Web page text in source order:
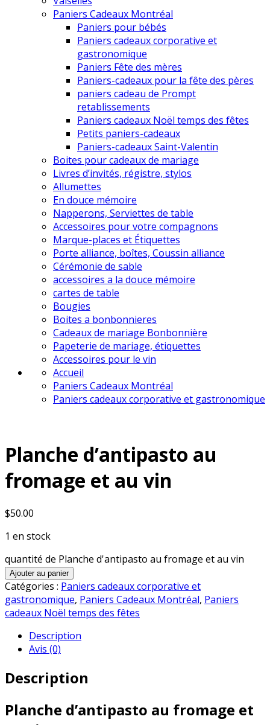
Paniers Cadeaux Montréal
Paniers pour bébés
Paniers cadeaux corporative et
gastronomique
Paniers Fête des mères
Paniers-cadeaux pour la fête des pères
paniers cadeau de Prompt
retablissements
Paniers cadeaux Noël temps des fêtes
Petits paniers-cadeaux
Paniers-cadeaux Saint-Valentin
Boites pour cadeaux de mariage
Livres d’invités, régistre, stylos
Allumettes
En douce mémoire
Napperons, Serviettes de table
Accessoires pour votre compagnons
Marque-places et Étiquettes
Porte alliance, boîtes, Coussin alliance
Cérémonie de sable
accessoires a la douce mémoire
cartes de table
Bougies
Boites a bonbonnieres
Cadeaux de mariage Bonbonnière
Papeterie de mariage, étiquettes
Accessoires pour le vin
Accueil
Paniers Cadeaux Montréal
Paniers cadeaux corporative et gastronomique
Planche d’antipasto au
fromage et au vin
$50.00
1 en stock
quantité de Planche d'antipasto au fromage et au vin
Ajouter au panier
Catégories : Paniers cadeaux corporative et
gastronomique, Paniers Cadeaux Montréal, Paniers
cadeaux Noël temps des fêtes
Description
Avis (0)
Description
Planche d’antipasto au fromage et